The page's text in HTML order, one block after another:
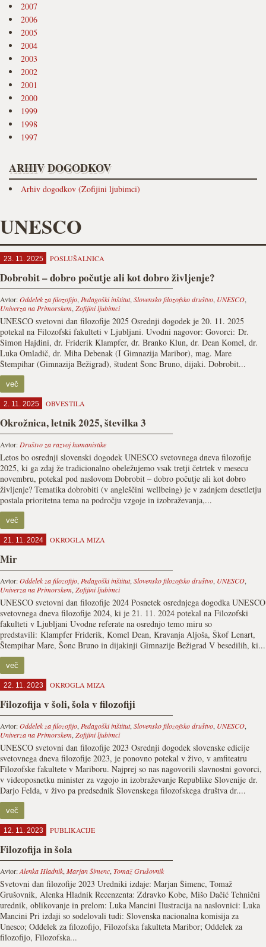
2007
2006
2005
2004
2003
2002
2001
2000
1999
1998
1997
ARHIV DOGODKOV
Arhiv dogodkov (Zofijini ljubimci)
UNESCO
23. 11. 2025 POSLUŠALNICA
Dobrobit – dobro počutje ali kot dobro življenje?
Avtor:Oddelek za filozofijo, Pedagoški inštitut, Slovensko filozofsko društvo, UNESCO,
Univerza na Primorskem, Zofijini ljubimci
UNESCO svetovni dan filozofije 2025 Osrednji dogodek je 20. 11. 2025
potekal na Filozofski fakulteti v Ljubljani. Uvodni nagovor: Govorci: Dr.
Simon Hajdini, dr. Friderik Klampfer, dr. Branko Klun, dr. Dean Komel, dr.
Luka Omladič, dr. Miha Debenak (I Gimnazija Maribor), mag. Mare
Štempihar (Gimnazija Bežigrad), študent Šonc Bruno, dijaki. Dobrobit...
več
2. 11. 2025 OBVESTILA
Okrožnica, letnik 2025, številka 3
Avtor: Društvo za razvoj humanistike
Letos bo osrednji slovenski dogodek UNESCO svetovnega dneva filozofije
2025, ki ga zdaj že tradicionalno obeležujemo vsak tretji četrtek v mesecu
novembru, potekal pod naslovom Dobrobit – dobro počutje ali kot dobro
življenje? Tematika dobrobiti (v angleščini wellbeing) je v zadnjem desetletju
postala prioritetna tema na področju vzgoje in izobraževanja,...
več
21. 11. 2024 OKROGLA MIZA
Mir
Avtor:Oddelek za filozofijo, Pedagoški inštitut, Slovensko filozofsko društvo, UNESCO,
Univerza na Primorskem, Zofijini ljubimci
UNESCO svetovni dan filozofije 2024 Posnetek osrednjega dogodka UNESCO
svetovnega dneva filozofije 2024, ki je 21. 11. 2024 potekal na Filozofski
fakulteti v Ljubljani Uvodne referate na osrednjo temo miru so
predstavili: Klampfer Friderik, Komel Dean, Kravanja Aljoša, Škof Lenart,
Štempihar Mare, Šonc Bruno in dijakinji Gimnazije Bežigrad V besedilih, ki...
več
22. 11. 2023 OKROGLA MIZA
Filozofija v šoli, šola v filozofiji
Avtor:Oddelek za filozofijo, Pedagoški inštitut, Slovensko filozofsko društvo, UNESCO,
Univerza na Primorskem, Zofijini ljubimci
UNESCO svetovni dan filozofije 2023 Osrednji dogodek slovenske edicije
svetovnega dneva filozofije 2023, je ponovno potekal v živo, v amfiteatru
Filozofske fakultete v Mariboru. Najprej so nas nagovorili slavnostni govorci,
v videoposnetku minister za vzgojo in izobraževanje Republike Slovenije dr.
Darjo Felda, v živo pa predsednik Slovenskega filozofskega društva dr....
več
12. 11. 2023 PUBLIKACIJE
Filozofija in šola
Avtor:Alenka Hladnik, Marjan Šimenc, Tomaž Grušovnik
Svetovni dan filozofije 2023 Uredniki izdaje: Marjan Šimenc, Tomaž
Grušovnik, Alenka Hladnik Recenzenta: Zdravko Kobe, Mišo Dačić Tehnični
urednik, oblikovanje in prelom: Luka Mancini Ilustracija na naslovnici: Luka
Mancini Pri izdaji so sodelovali tudi: Slovenska nacionalna komisija za
Unesco; Oddelek za filozofijo, Filozofska fakulteta Maribor; Oddelek za
filozofijo, Filozofska...